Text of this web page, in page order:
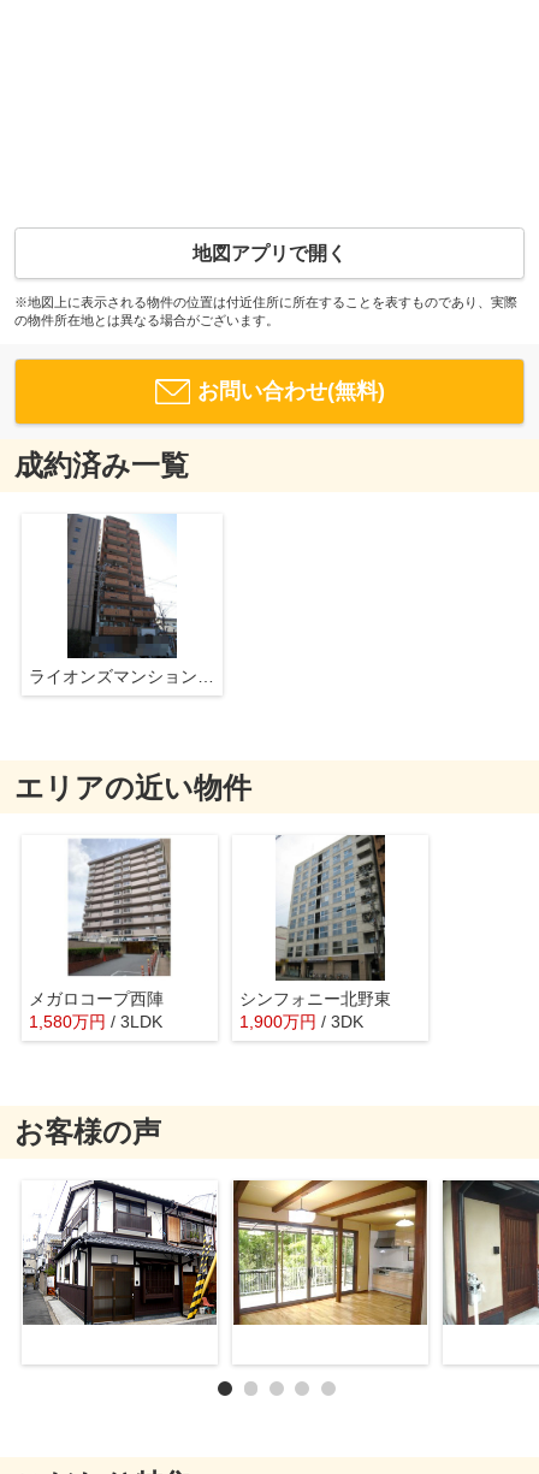
地図アプリで開く
※地図上に表示される物件の位置は付近住所に所在することを表すものであり、実際
の物件所在地とは異なる場合がございます。
お問い合わせ(無料)
成約済み一覧
ライオンズマンション聚楽二条
エリアの近い物件
メガロコープ西陣
1,580万円 / 3LDK
シンフォニー北野東
1,900万円 / 3DK
お客様の声